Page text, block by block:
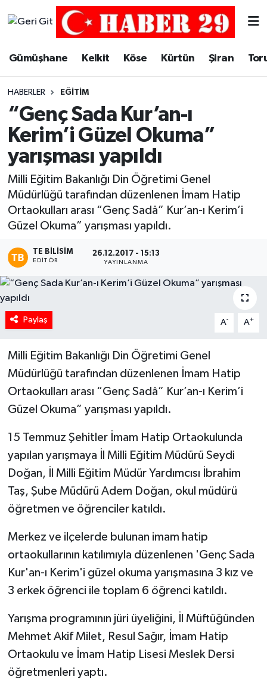
Gümüşhane Kelkit Köse Kürtün Şiran
HABERLER EĞITIM
“Genç Sada Kur’an-ı
Kerim’i Güzel Okuma”
yarışması yapıldı
Milli Eğitim Bakanlığı Din Öğretimi Genel
Müdürlüğü tarafından düzenlenen İmam Hatip
Ortaokulları arası “Genç Sadâ” Kur’an-ı Kerim’i
Güzel Okuma” yarışması yapıldı.
TE BILISIM
EDITÖR
26.12.2017 - 15:13
YAYINLANMA
Paylaş A- A+
Milli Eğitim Bakanlığı Din Öğretimi Genel
Müdürlüğü tarafından düzenlenen İmam Hatip
Ortaokulları arası “Genç Sadâ” Kur’an-ı Kerim’i
Güzel Okuma” yarışması yapıldı.
15 Temmuz Şehitler İmam Hatip Ortaokulunda
yapılan yarışmaya İl Milli Eğitim Müdürü Seydi
Doğan, İl Milli Eğitim Müdür Yardımcısı İbrahim
Taş, Şube Müdürü Adem Doğan, okul müdürü
öğretmen ve öğrenciler katıldı.
Merkez ve ilçelerde bulunan imam hatip
ortaokullarının katılımıyla düzenlenen 'Genç Sada
Kur'an-ı Kerim'i güzel okuma yarışmasına 3 kız ve
3 erkek öğrenci ile toplam 6 öğrenci katıldı.
Yarışma programının jüri üyeliğini, İl Müftüğünden
Mehmet Akif Milet, Resul Sağır, İmam Hatip
Ortaokulu ve İmam Hatip Lisesi Meslek Dersi
öğretmenleri yaptı.
Merkez Trafik Yoğunluk Haritası
Süper Lig Puan Durumu ve Fikstür
Tüm Manşetler
Son Dakika Haberleri
Haber Arşivi